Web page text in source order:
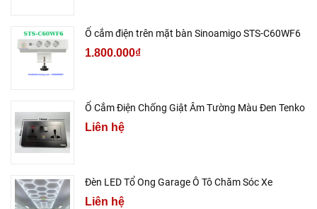
Ổ cắm điện trên mặt bàn Sinoamigo STS-C60WF6
1.800.000₫
Ổ Cắm Điện Chống Giật Âm Tường Màu Đen Tenko
Liên hệ
Đèn LED Tổ Ong Garage Ô Tô Chăm Sóc Xe
Liên hệ